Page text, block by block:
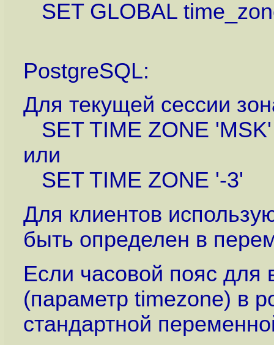
SET GLOBAL
PostgreSQL:
Для текущей сессии
SET TIME ZONE 'MSK'
или
SET TIME ZONE '-3'
Для клиентов
быть определен в
Если часовой пояс
(параметр timezone) в
стандартной